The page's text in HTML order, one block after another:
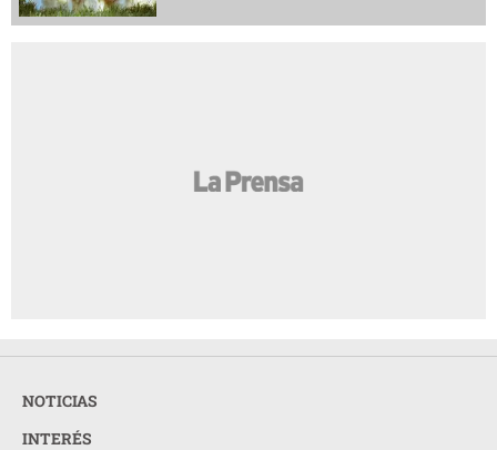
NOTICIAS
INTERÉS